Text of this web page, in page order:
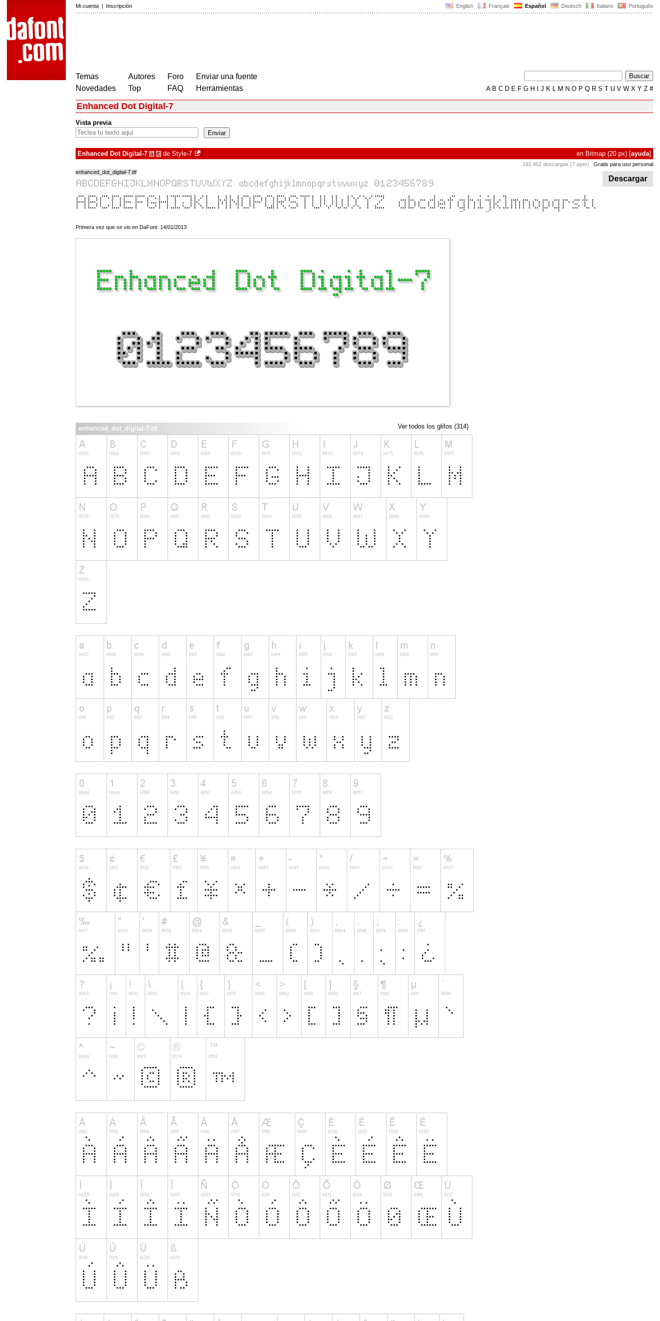
English Français Español Deutsch Italiano Português
Mi cuenta | Inscripción
Temas
Novedades
Autores
Top
Foro
FAQ
Enviar una fuente
Herramientas
AB C D E F G H J K L M N O P Q R S T U V W X Y Z #
Enhanced Dot Digital-7
Vista previa
Enhanced Dot Digital-7 à € de Style-7 en Bitmap (20 px) [ayuda]
192.402 descargas (7 ayer) Gratis para uso personal
Descargar
enhanced_dot_digital-7.ttf
Primera vez que se vio en DaFont: 14/01/2013
Ver todos los glifos (314)
enhanced_dot_digital-7.ttf